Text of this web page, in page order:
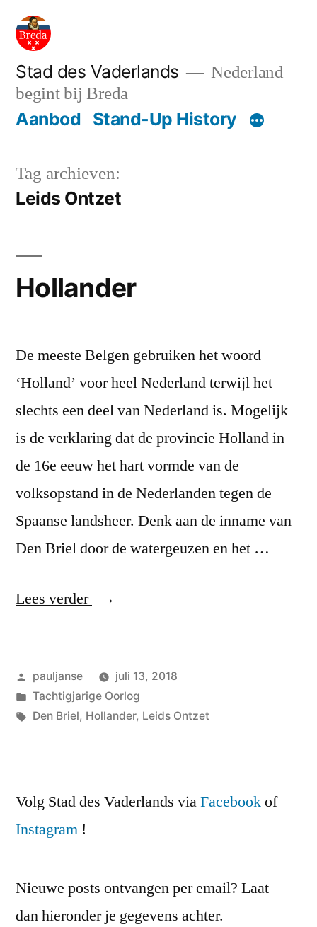
naar
inhoud
Stad des Vaderlands
Nederland
begint bij Breda
Aanbod Stand-Up History
Tag archieven:
Leids Ontzet
Hollander
De meeste Belgen gebruiken het woord
‘Holland’ voor heel Nederland terwijl het
slechts een deel van Nederland is. Mogelijk
is de verklaring dat de provincie Holland in
de 16e eeuw het hart vormde van de
volksopstand in de Nederlanden tegen de
Spaanse landsheer. Denk aan de inname van
Den Briel door de watergeuzen en het …
Lees verder “Hollander”
Geplaatst
door
pauljanse
juli 13, 2018
Geplaatst
in
Tachtigjarige Oorlog
Tags:
Den Briel, Hollander, Leids Ontzet
Volg Stad des Vaderlands viaFacebookof
Instagram !
Nieuwe posts ontvangen per email? Laat
dan hieronder je gegevens achter.